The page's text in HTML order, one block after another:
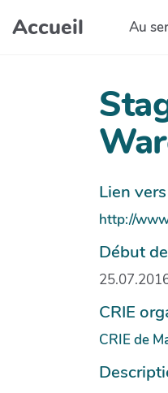
Aller au contenu principal
Accueil Au
Lien
http://
Début
CRIE
CRIE de